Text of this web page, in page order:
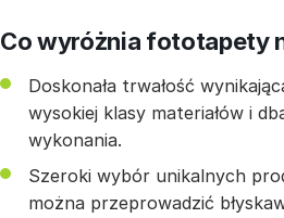
Co wyróżnia fototapety
Doskonała trwałość
wysokiej klasy materiałów i
wykonania.
Szeroki wybór unikalnych
można przeprowadzić